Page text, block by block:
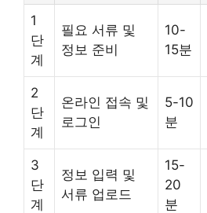
1
단
계
필요 서류 및
정보 준비
10-
15분
2
단
계
온라인 접속 및
로그인
5-10
분
3
단
계
정보 입력 및
서류 업로드
15-
20
분